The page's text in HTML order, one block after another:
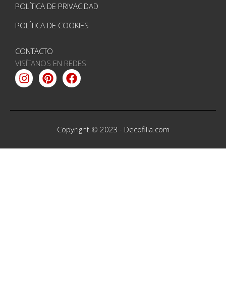
POLÍTICA DE PRIVACIDAD
POLÍTICA DE COOKIES
CONTACTO
VISÍTANOS EN REDES
Instagram
PinterestFacebook
Copyright © 2023 · Decofilia.com